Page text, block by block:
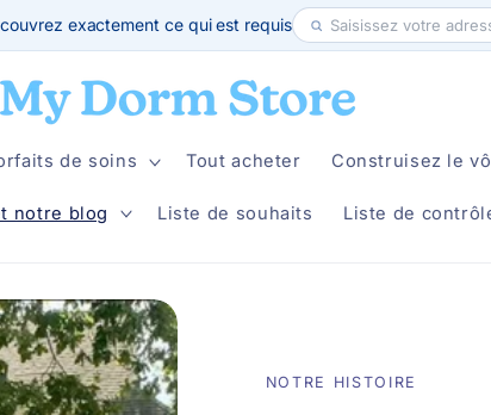
exactement ce qui est requis
de soins Tout acheter Construisez le
notre blog Liste de souhaits Liste de
NOTRE HISTOIRE